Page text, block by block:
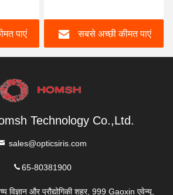
पाएं सबसे अच्छी कीमत पाएं
Technology Co.,Ltd.
sales@opticsiris.com
65-80381900
विज्ञान और प्रौद्योगिकी शहर, 999 Gaoxin एवेन्यू,